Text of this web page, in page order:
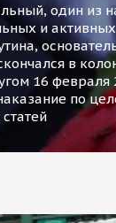
один из
и
в
16 февраля
по